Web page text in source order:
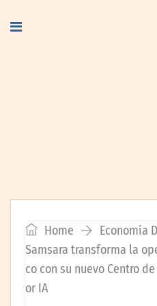
Home
Economía
Samsara transforma la
co con su nuevo Centro
or IA